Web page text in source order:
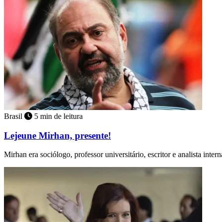
Brasil 5 min de leitura
Lejeune Mirhan, presente!
Mirhan era sociólogo, professor universitário, escritor e analista